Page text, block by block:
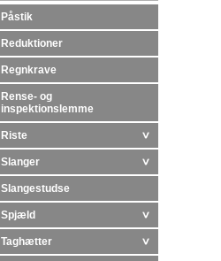
Påstik
Reduktioner
Regnkrave
Rense- og
inspektionslemme
Riste
Slanger
Slangestudse
Spjæld
Taghætter